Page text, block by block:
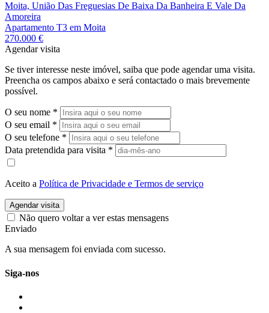
Moita, União Das Freguesias De Baixa Da Banheira E Vale Da
Amoreira
Apartamento T3 em Moita
270.000 €
Agendar visita
Se tiver interesse neste imóvel, saiba que pode agendar uma visita.
Preencha os campos abaixo e será contactado o mais brevemente
possível.
O seu nome *
O seu email *
O seu telefone *
Data pretendida para visita *
Aceito a Política de Privacidade e Termos de serviço
Agendar visita
Não quero voltar a ver estas mensagens
Enviado
A sua mensagem foi enviada com sucesso.
Siga-nos